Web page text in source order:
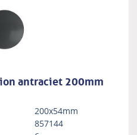
antraciet 200mm
200x54mm
857144